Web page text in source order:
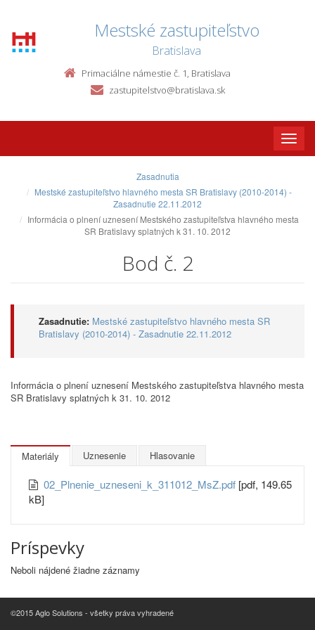
Mestské zastupiteľstvo
Bratislava
Primaciálne námestie č. 1, Bratislava
zastupitelstvo@bratislava.sk
Toggle
Zasadnutia
Mestské zastupiteľstvo hlavného mesta SR Bratislavy (2010-2014) -
Zasadnutie 22.11.2012
Informácia o plnení uznesení Mestského zastupiteľstva hlavného mesta
SR Bratislavy splatných k 31. 10. 2012
Bod č. 2
Zasadnutie: Mestské zastupiteľstvo hlavného mesta SR
Bratislavy (2010-2014) - Zasadnutie 22.11.2012
Informácia o plnení uznesení Mestského zastupiteľstva hlavného mesta
SR Bratislavy splatných k 31. 10. 2012
Materiály Uznesenie Hlasovanie
02_Plnenie_uzneseni_k_311012_MsZ.pdf [pdf, 149.65
kB]
Príspevky
Neboli nájdené žiadne záznamy
©2015 Aglo Solutions - všetky práva vyhradené